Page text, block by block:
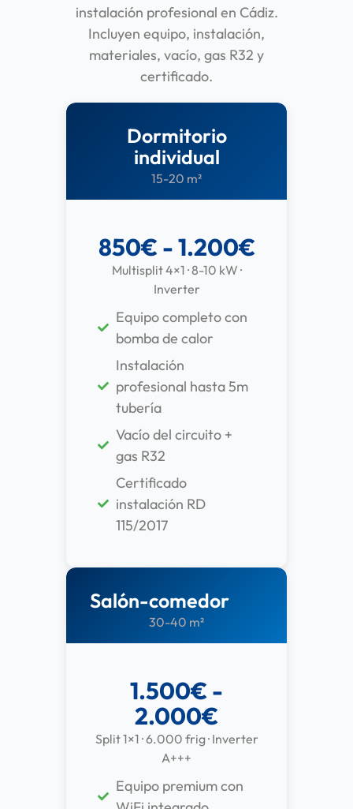
instalación profesional en Cádiz.
Incluyen equipo, instalación,
materiales, vacío, gas R32 y
certificado.
Dormitorio
individual
15-20 m²
850€ - 1.200€
Multisplit 4×1 · 8-10 kW ·
Inverter
Equipo completo con
bomba de calor
Instalación
profesional hasta 5m
tubería
Vacío del circuito +
gas R32
Certificado
instalación RD
115/2017
Salón-comedor
30-40 m²
1.500€ -
2.000€
Split 1×1 · 6.000 frig · Inverter
A+++
Equipo premium con